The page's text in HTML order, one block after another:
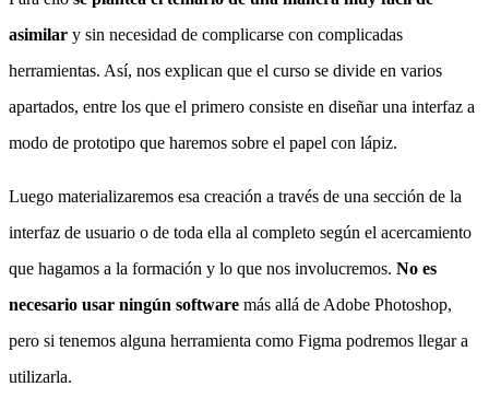
asimilar y sin necesidad de complicarse con complicadas
herramientas. Así, nos explican que el curso se divide en varios
apartados, entre los que el primero consiste en diseñar una interfaz a
modo de prototipo que haremos sobre el papel con lápiz.
Luego materializaremos esa creación a través de una sección de la
interfaz de usuario o de toda ella al completo según el acercamiento
que hagamos a la formación y lo que nos involucremos. No es
necesario usar ningún software más allá de Adobe Photoshop,
pero si tenemos alguna herramienta como Figma podremos llegar a
utilizarla.